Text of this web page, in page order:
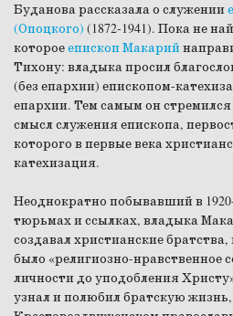
Буданова рассказала о служении
(Опоцкого) (1872-1941). Пока не
котороеепископ Макарий
Тихону: владыка просил
(без епархии) епископом-
епархии. Тем самым он
смысл служения епископа,
которого в первые века
катехизация.
Неоднократно побывавший в
тюрьмах и ссылках, владыка
создавал христианские
было «религиозно-нравственное
личности до уподобления
узнал и полюбил братскую